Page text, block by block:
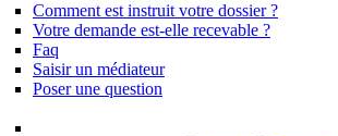
Comment est instruit votre dossier ?
Votre demande est-elle recevable ?
Faq
Saisir un médiateur
Poser une question